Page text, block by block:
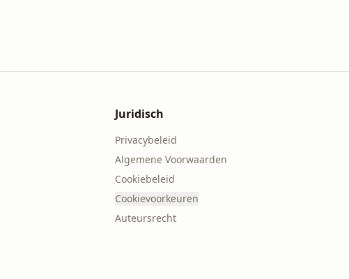
Juridisch
Privacybeleid
Algemene Voorwaarden
Cookiebeleid
Cookievoorkeuren
Auteursrecht